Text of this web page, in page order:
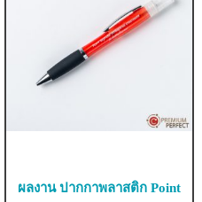
ผลงาน ปากกาพลาสติก Point